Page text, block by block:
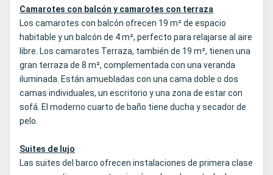
Camarotes con balcón y camarotes con terraza
Los camarotes con balcón ofrecen 19 m² de espacio
habitable y un balcón de 4 m², perfecto para relajarse al aire
libre. Los camarotes Terraza, también de 19 m², tienen una
gran terraza de 8 m², complementada con una veranda
iluminada. Están amuebladas con una cama doble o dos
camas individuales, un escritorio y una zona de estar con
sofá. El moderno cuarto de baño tiene ducha y secador de
pelo.
Suites de lujo
Las suites del barco ofrecen instalaciones de primera clase